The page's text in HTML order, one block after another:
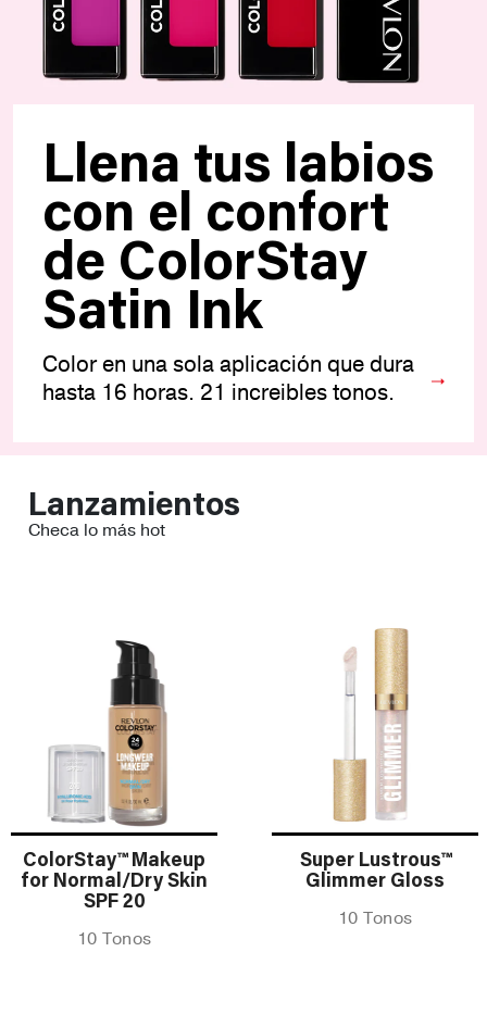
Llena tus labios
con el confort
de ColorStay
Satin Ink
Color en una sola aplicación que dura
hasta 16 horas. 21 increibles tonos.
Lanzamientos
Checa lo más hot
ColorStay™ Makeup
for Normal/Dry Skin
SPF 20
10 Tonos
Super Lustrous™
Glimmer Gloss
10 Tonos